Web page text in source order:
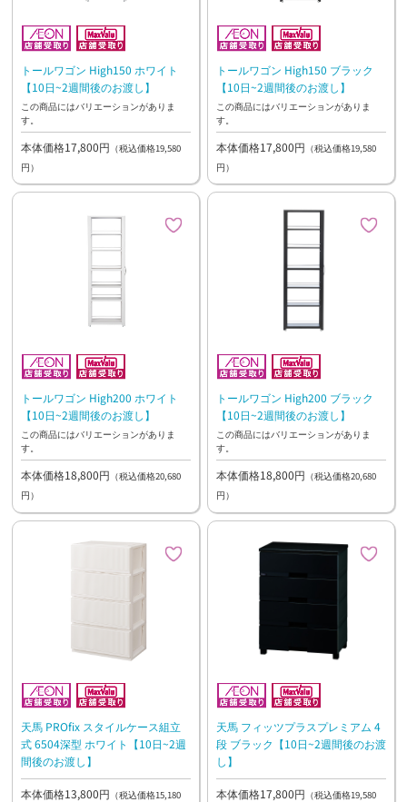
トールワゴン High150 ホワイト
【10日~2週間後のお渡し】
この商品にはバリエーションがありま
す。
本体価格17,800円 （税込価格19,580
円）
トールワゴン High150 ブラック
【10日~2週間後のお渡し】
この商品にはバリエーションがありま
す。
本体価格17,800円 （税込価格19,580
円）
トールワゴン High200 ホワイト
【10日~2週間後のお渡し】
この商品にはバリエーションがありま
す。
本体価格18,800円 （税込価格20,680
円）
トールワゴン High200 ブラック
【10日~2週間後のお渡し】
この商品にはバリエーションがありま
す。
本体価格18,800円 （税込価格20,680
円）
天馬 PROfix スタイルケース組立
式 6504深型 ホワイト【10日~2週
間後のお渡し】
本体価格13,800円 （税込価格15,180
天馬 フィッツプラスプレミアム 4
段 ブラック【10日~2週間後のお渡
し】
本体価格17,800円 （税込価格19,580